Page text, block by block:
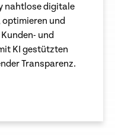
nahtlose digitale
und
und
KI gestützten
Transparenz.